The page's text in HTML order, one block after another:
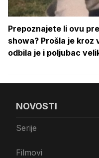
Prepoznajete li ovu
showa? Prošla je
odbila je i poljubac
NOVOSTI
Serije
Filmovi